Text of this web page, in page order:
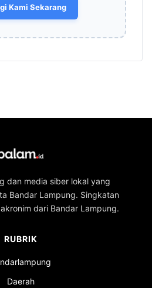
Kami Sekarang
dan media siber lokal yang
Bandar Lampung. Singkatan
dari Bandar Lampung.
RUBRIK
Daerah